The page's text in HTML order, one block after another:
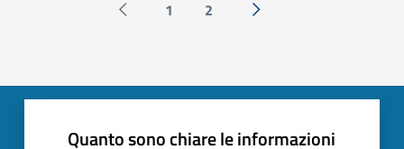
Pagina precedente
1 2 Successiva »
Quanto sono chiare le informazioni